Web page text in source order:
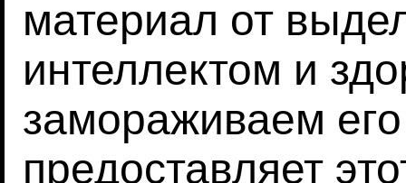
материал от
интеллектом и
замораживаем
предоставляет